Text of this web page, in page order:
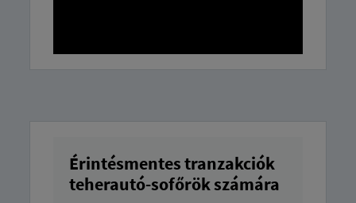
Érintésmentes tranzakciók
teherautó-sofőrök számára